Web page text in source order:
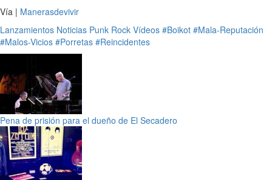
Vía | Manerasdevivir
Lanzamientos Noticias Punk Rock Vídeos #Boikot #Mala-Reputación
#Malos-Vicios #Porretas #Reincidentes
Pena de prisión para el dueño de El Secadero